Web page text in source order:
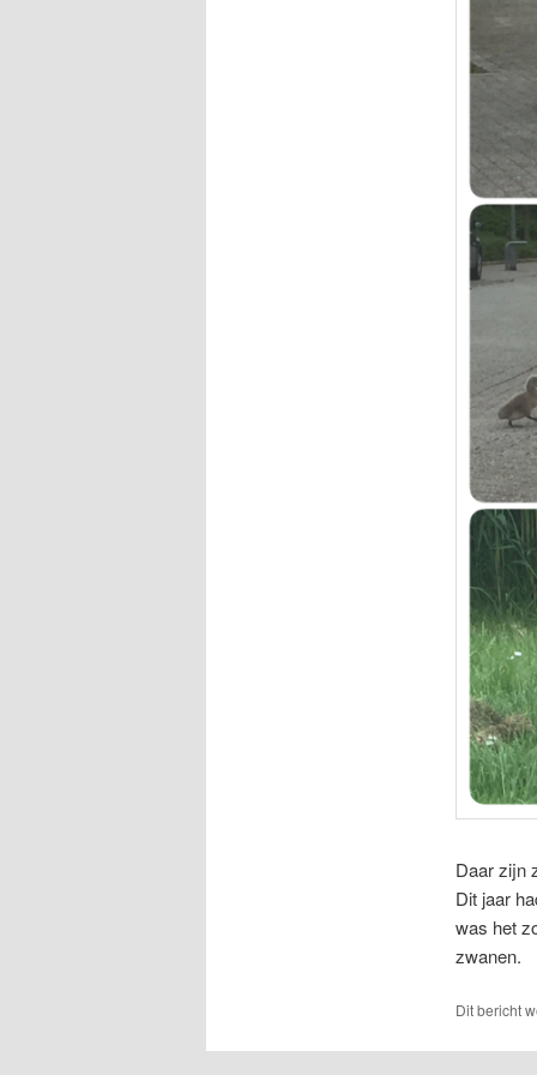
Daar zijn
Dit jaar
was het
zwanen.
Dit bericht